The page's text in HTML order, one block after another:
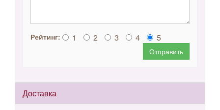
Рейтинг: 1 2 3 4 5
Отправить
Доставка